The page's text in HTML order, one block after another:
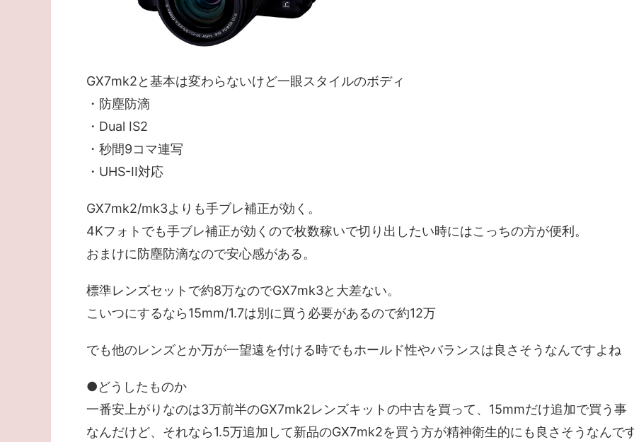
GX7mk2と基本は変わらないけど一眼スタイルのボディ
・防塵防滴
・Dual IS2
・秒間9コマ連写
・UHS-II対応
GX7mk2/mk3よりも手ブレ補正が効く。
4Kフォトでも手ブレ補正が効くので枚数稼いで切り出したい時にはこっちの方が便利。
おまけに防塵防滴なので安心感がある。
標準レンズセットで約8万なのでGX7mk3と大差ない。
こいつにするなら15mm/1.7は別に買う必要があるので約12万
でも他のレンズとか万が一望遠を付ける時でもホールド性やバランスは良さそうなんですよね
●どうしたものか
一番安上がりなのは3万前半のGX7mk2レンズキットの中古を買って、15mmだけ追加で買う事
なんだけど、それなら1.5万追加して新品のGX7mk2を買う方が精神衛生的にも良さそうなんで